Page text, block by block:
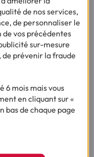
ÉDITION
pour Noël
de nos services,
de personnaliser le
vos précédentes
sur-mesure
prévenir la fraude
6 mois mais vous
en cliquant sur «
bas de chaque page